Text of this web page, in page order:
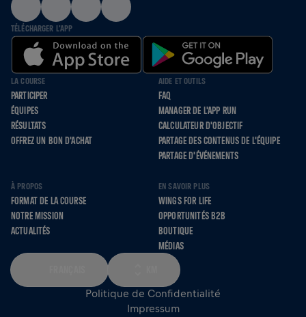
TÉLÉCHARGER L'APP
LA COURSE
PARTICIPER
ÉQUIPES
RÉSULTATS
OFFREZ UN BON D'ACHAT
AIDE ET OUTILS
FAQ
MANAGER DE L'APP RUN
CALCULATEUR D'OBJECTIF
PARTAGE DES CONTENUS DE L'ÉQUIPE
PARTAGE D'ÉVÉNEMENTS
À PROPOS
FORMAT DE LA COURSE
NOTRE MISSION
ACTUALITÉS
EN SAVOIR PLUS
WINGS FOR LIFE
OPPORTUNITÉS B2B
BOUTIQUE
MÉDIAS
Politique de Confidentialité
Impressum